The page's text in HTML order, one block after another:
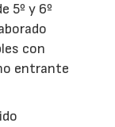
5º y 6º
con
entrante